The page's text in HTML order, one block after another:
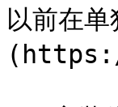
以前在